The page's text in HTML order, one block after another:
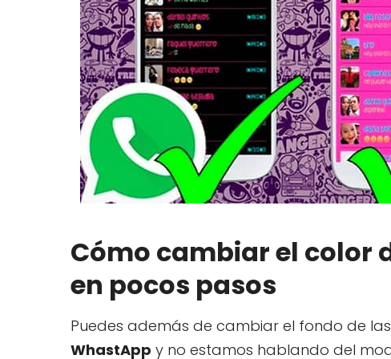
Cómo cambiar el color
en pocos pasos
Puedes además de cambiar el fondo de
WhastApp y no estamos hablando del